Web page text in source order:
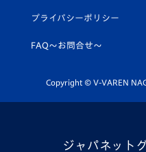
平和祈念活動
ホームタウン活動
スクール
公式LINE＠
プライバシーポリシー
FAQ〜お問合せ〜
Copyright © V-VAREN
ジャパネット